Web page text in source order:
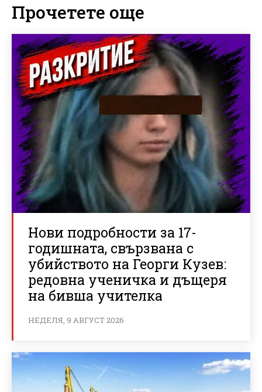
Прочетете още
Нови подробности за 17-
годишната, свързвана с
убийството на Георги Кузев:
редовна ученичка и дъщеря
на бивша учителка
НЕДЕЛЯ, 9 АВГУСТ 2026